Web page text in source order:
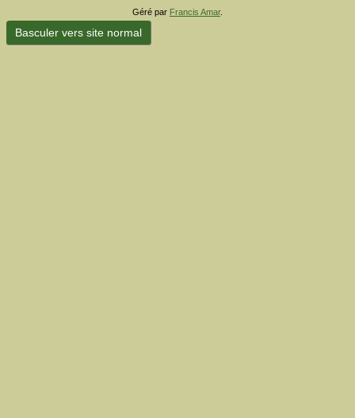
Géré par Francis Amar.
Basculer vers site normal